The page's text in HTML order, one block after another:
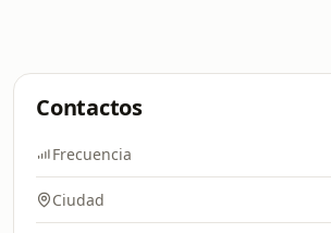
Contactos
Frecuencia
Ciudad